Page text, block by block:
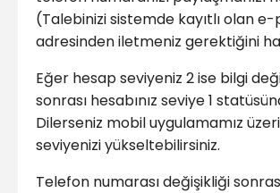
(Talebinizi sistemde kayıtlı olan
adresinden iletmeniz gerektiğini
Eğer hesap seviyeniz 2 ise bilgi
sonrası hesabınız seviye 1
Dilerseniz mobil uygulamamız
seviyenizi yükseltebilirsiniz.
Telefon numarası değişikliği